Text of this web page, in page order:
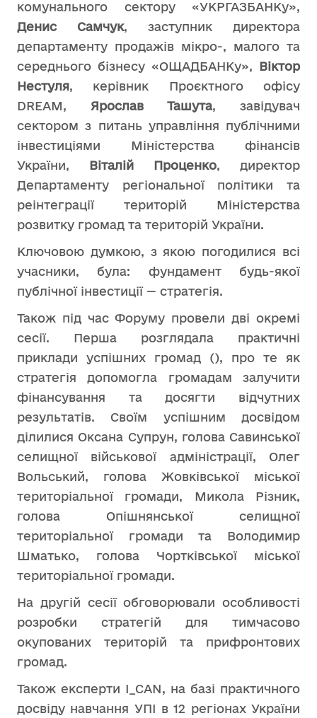
комунального сектору «УКРГАЗБАНКу»,
Денис Самчук, заступник директора
департаменту продажів мікро-, малого та
середнього бізнесу «ОЩАДБАНКу»,
Віктор
Нестуля, керівник Проєктного офісу
DREAM, Ярослав Ташута, завідувач
сектором з питань управління публічними
інвестиціями Міністерства фінансів
України,
Віталій Проценко, директор
Департаменту регіональної політики та
реінтеграції територій Міністерства
розвитку громад та територій України.
Ключовою думкою, з якою погодилися всі
учасники, була: фундамент будь-якої
публічної інвестиції — стратегія.
Також під час Форуму провели дві окремі
сесії. Перша розглядала практичні
приклади успішних громад (), про те як
стратегія допомогла громадам залучити
фінансування та досягти відчутних
результатів. Своїм успішним досвідом
ділилися Оксана Супрун, голова Савинської
селищної військової адміністрації, Олег
Вольський, голова Жовківської міської
територіальної громади, Микола Різник,
голова Опішнянської селищної
територіальної громади та Володимир
Шматько, голова Чортківської міської
територіальної громади.
На другій сесії обговорювали особливості
розробки стратегій для тимчасово
окупованих територій та прифронтових
громад.
Також експерти I_CAN, на базі практичного
досвіду навчання УПІ в 12 регіонах України